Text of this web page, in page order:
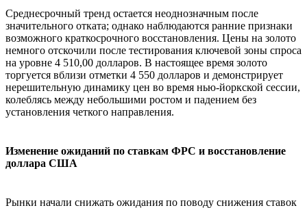
Среднесрочный тренд остается неоднозначным после
значительного отката; однако наблюдаются ранние признаки
возможного краткосрочного восстановления. Цены на золото
немного отскочили после тестирования ключевой зоны спроса
на уровне 4 510,00 долларов. В настоящее время золото
торгуется вблизи отметки 4 550 долларов и демонстрирует
нерешительную динамику цен во время нью-йоркской сессии,
колеблясь между небольшими ростом и падением без
установления четкого направления.
Изменение ожиданий по ставкам ФРС и восстановление
доллара США
​Рынки начали снижать ожидания по поводу снижения ставок